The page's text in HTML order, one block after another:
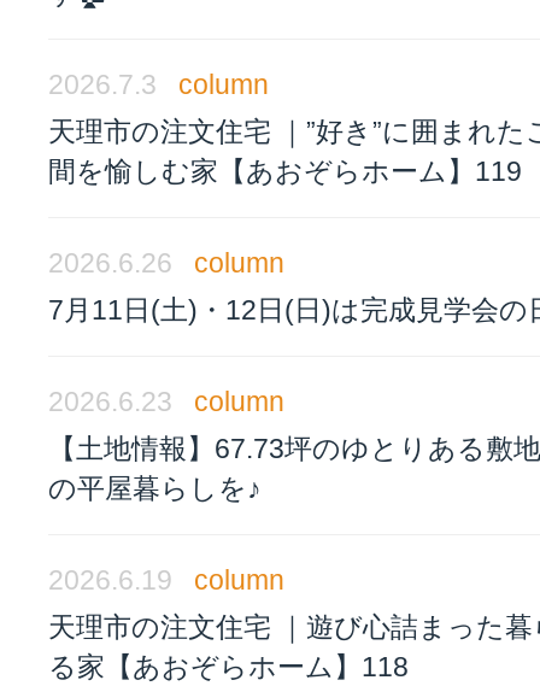
2026.7.3
column
天理市の注文住宅 ｜”好き”に囲まれた
間を愉しむ家【あおぞらホーム】119
2026.6.26
column
7月11日(土)・12日(日)は完成見学会の
2026.6.23
column
【土地情報】67.73坪のゆとりある敷
の平屋暮らしを♪
2026.6.19
column
天理市の注文住宅 ｜遊び心詰まった
る家【あおぞらホーム】118